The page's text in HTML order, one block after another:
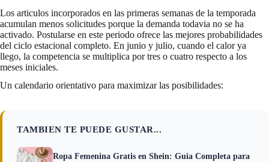
Los articulos incorporados en las primeras semanas de la temporada
acumulan menos solicitudes porque la demanda todavia no se ha
activado. Postularse en este periodo ofrece las mejores probabilidades
del ciclo estacional completo. En junio y julio, cuando el calor ya
llego, la competencia se multiplica por tres o cuatro respecto a los
meses iniciales.
Un calendario orientativo para maximizar las posibilidades:
TAMBIEN TE PUEDE GUSTAR...
Ropa Femenina Gratis en Shein: Guia Completa para